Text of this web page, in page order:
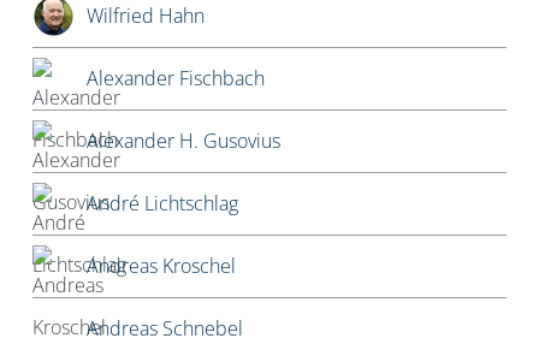
Wilfried Hahn
Alexander Fischbach
Alexander H. Gusovius
André Lichtschlag
Andreas Kroschel
Andreas Schnebel